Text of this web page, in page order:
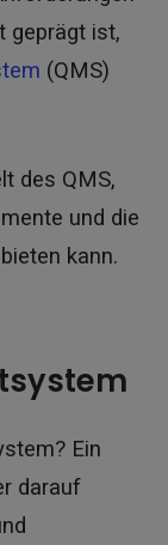
geprägt ist,
(QMS)
des QMS,
und die
kann.
Ein
darauf